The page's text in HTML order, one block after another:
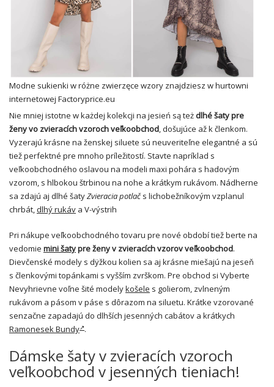
Modne sukienki w różne zwierzęce wzory znajdziesz w hurtowni
internetowej Factoryprice.eu
Nie mniej istotne w każdej kolekcji na jesień są też dlhé šaty pre
ženy vo zvieracích vzoroch veľkoobchod, došujúce až k členkom.
Vyzerajú krásne na ženskej siluete sú neuveriteľne elegantné a sú
tiež perfektné pre mnoho príležitostí. Stavte napríklad s
veľkoobchodného oslavou na modeli maxi pohára s hadovým
vzorom, s hlbokou štrbinou na nohe a krátkym rukávom. Nádherne
sa zdajú aj dlhé šatyZvieracia potlačs lichobežníkovým vzplanul
chrbát,dlhý rukáv a V-výstrih
Pri nákupe veľkoobchodného tovaru pre nové období tiež berte na
vedomie mini šatypre ženy v zvieracích vzorov veľkoobchod.
Dievčenské modely s dÿžkou kolien sa aj krásne miešajú na jeseň
s členkovými topánkami s vyšším zvrškom. Pre obchod si Vyberte
Nevyhrievne voľne šité modelykošele s golierom, zvlneným
rukávom a pásom v páse s dôrazom na siluetu. Krátke vzorované
senzačne zapadajú do dlhších jesenných cabátov a krátkych
Ramonesek Bundy .
Dámske šaty v zvieracích vzoroch
veľkoobchod v jesenných tieniach!